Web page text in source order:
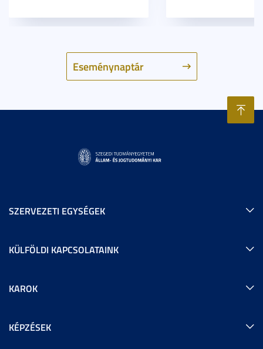
Eseménynaptár
SZERVEZETI EGYSÉGEK
KÜLFÖLDI KAPCSOLATAINK
KAROK
KÉPZÉSEK